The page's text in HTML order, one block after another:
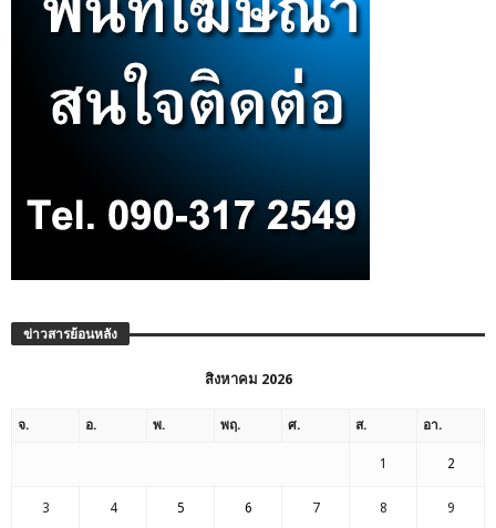
ข่าวสารย้อนหลัง
สิงหาคม 2026
จ. อ. พ. พฤ. ศ. ส. อา.
1 2
3 4 5 6 7 8 9